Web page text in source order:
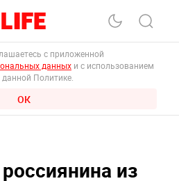
с приложенной
данных и с использованием
Политике.
ОК
из